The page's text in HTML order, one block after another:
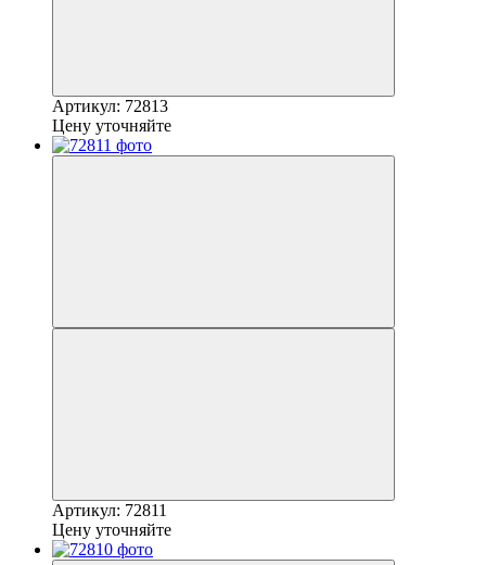
Артикул: 72813
Цену уточняйте
Артикул: 72811
Цену уточняйте